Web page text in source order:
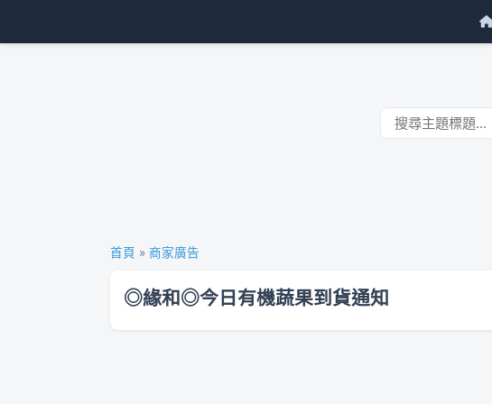
首頁 » 商家廣告
◎緣和◎今日有機蔬果到貨通知